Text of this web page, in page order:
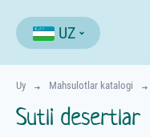
UZ
Uy Mahsulotlar katalogi
Sutli desertlar
Все продукты